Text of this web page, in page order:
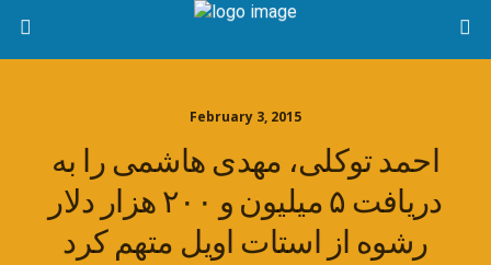
February 3, 2015
احمد توکلی، مهدی هاشمی را به
دریافت ۵ میلیون و ۲۰۰ هزار دلار
رشوه از استات اویل متهم کرد